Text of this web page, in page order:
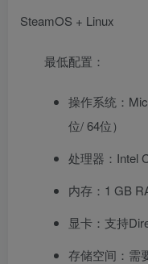
SteamOS + Linux
最低配置：
操作系统：
位/ 64位）
处理器：Intel
内存：1 GB
显卡：支持
存储空间：需